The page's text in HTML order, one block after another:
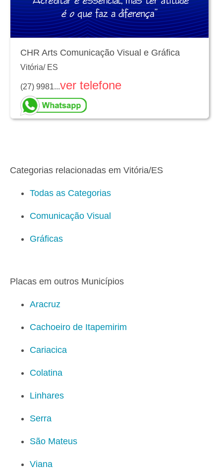
CHR Arts Comunicação Visual e Gráfica
Vitória/ ES
(27) 9981...ver telefone
Categorias relacionadas em Vitória/ES
Todas as Categorias
Comunicação Visual
Gráficas
Placas em outros Municípios
Aracruz
Cachoeiro de Itapemirim
Cariacica
Colatina
Linhares
Serra
São Mateus
Viana